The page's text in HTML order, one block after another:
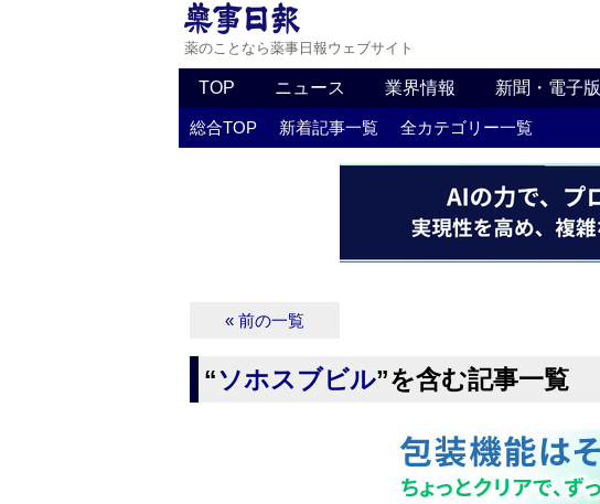
薬のことなら薬事日報ウェブサイト
TOP ニュース 業界情報 新聞・電子版
総合TOP 新着記事一覧 全カテゴリー一覧
« 前の一覧
“ソホスブビル”を含む記事一覧